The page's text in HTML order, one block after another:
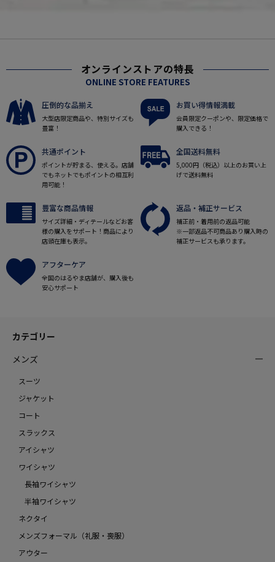
オンラインストアの特長
ONLINE STORE FEATURES
圧倒的な品揃え
大型店限定商品や、特別サイズも
豊富！
お買い得情報満載
会員限定クーポンや、限定価格で
購入できる！
共通ポイント
ポイントが貯まる、使える。店舗
でもネットでもポイントの相互利
用可能！
全国送料無料
5,000円（税込）以上のお買い上
げで送料無料
豊富な商品情報
サイズ詳細・ディテールなどお客
様の購入をサポート！商品により
店頭在庫も表示。
返品・補正サービス
補正前・着用前の返品可能
※一部返品不可商品あり購入時の
補正サービスも承ります。
アフターケア
全国のはるやま店舗が、購入後も
安心サポート
カテゴリー
メンズ
スーツ
ジャケット
コート
スラックス
アイシャツ
ワイシャツ
長袖ワイシャツ
半袖ワイシャツ
ネクタイ
メンズフォーマル（礼服・喪服）
アウター